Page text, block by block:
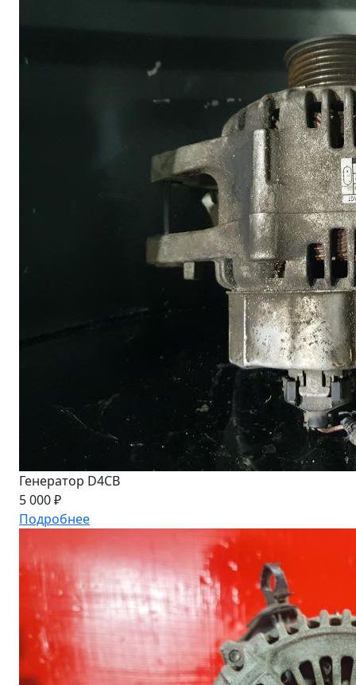
Генератор D4CB
5 000 ₽
Подробнее